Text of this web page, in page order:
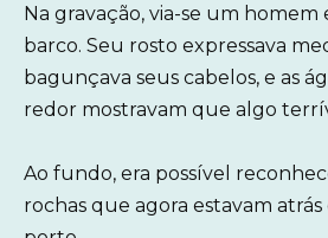
Na gravação, via-se um
barco. Seu rosto expressava
bagunçava seus cabelos, e as
redor mostravam que algo
Ao fundo, era possível
rochas que agora estavam